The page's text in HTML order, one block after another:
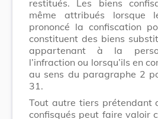
restitués. Les biens
même attribués lorsque
prononcé la confiscation
constituent des biens
appartenant à la
l’infraction ou lorsqu’ils en
au sens du paragraphe 2
31.
Tout autre tiers prétendant
confisqués peut faire valoir